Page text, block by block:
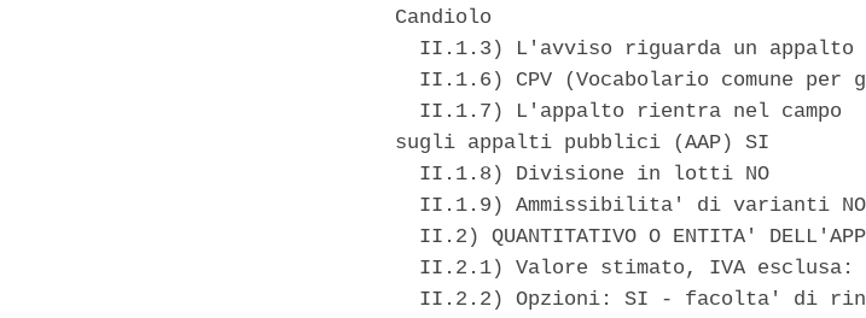
Candiolo
II.1.3) L'avviso riguarda un appalto
II.1.6) CPV (Vocabolario comune per
II.1.7) L'appalto rientra nel campo
sugli appalti pubblici (AAP) SI
  II.1.8) Divisione in lotti NO
  II.1.9) Ammissibilita' di varianti NO
II.2) QUANTITATIVO O ENTITA'
II.2.1) Valore stimato, IVA esclusa:
II.2.2) Opzioni: SI - facolta' di